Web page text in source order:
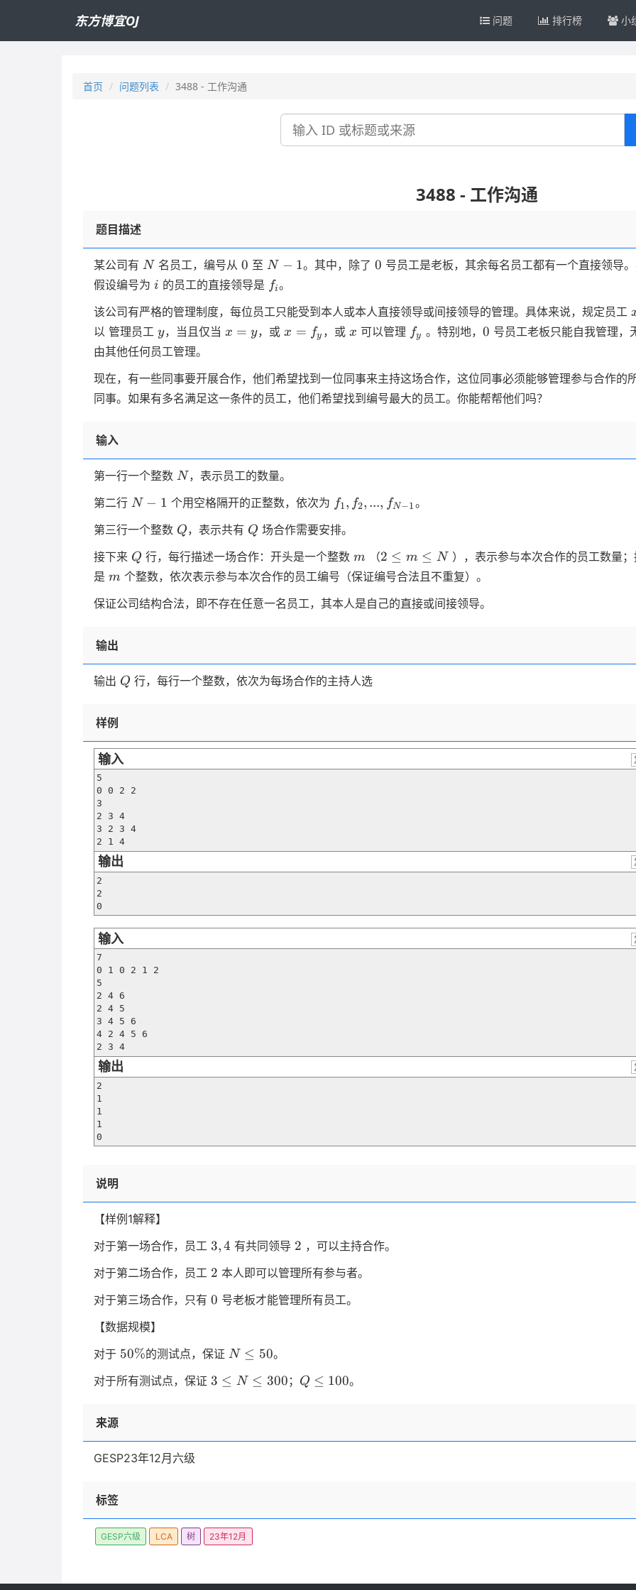
东方博宜OJ 问题 排行榜 小
首页 问题列表 3488 - 工作沟通
搜
3488 - 工作沟通
题目描述
某公司有 N
N 名员工，编号从0
0 至N-
1
N − 1。其中，除了 0
0 号员工是老板，其余每名员工都有一个直接领导
假设编号为 i
i 的员工的直接领导是 f_i
fi。
该公司有严格的管理制度，每位员工只能受到本人或本人直接领导或间接领导的管理。具体来说，规定员工
以 管理员工 y
y，当且仅当 x=y
x = y，或x=f_y
x = fy ，或 x
x 可以管理 f_y
fy 。特别地，0
0 号员工老板只能自我管理，
由其他任何员工管理。
现在，有一些同事要开展合作，他们希望找到一位同事来主持这场合作，这位同事必须能够管理参与合作的
同事。如果有多名满足这一条件的员工，他们希望找到编号最大的员工。你能帮帮他们吗？
输入
第一行一个整数 N
N ，表示员工的数量。
第二行 N-
N − 1 个用空格隔开的正整数，依次为 f_1,f_2,...,f
f1, f2, ..., fN−1。
第三行一个整数 Q
Q，表示共有 Q
Q 场合作需要安排。
接下来 Q
Q 行，每行描述一场合作：开头是一个整数 m
m （2
\leq
m
\leq
2 ≤ m ≤ N），表示参与本次合作的员工数量；
是 m
m 个整数，依次表示参与本次合作的员工编号（保证编号合法且不重复）。
保证公司结构合法，即不存在任意一名员工，其本人是自己的直接或间接领导。
输出
输出 Q
Q 行，每行一个整数，依次为每场合作的主持人选
样例
输入
5
0 0 2 2
3
2 3 4
3 2 3 4
2 1 4
输出
2
2
0
输入
7
0 1 0 2 1 2
5
2 4 6
2 4 5
3 4 5 6
4 2 4 5 6
2 3 4
输出
2
1
1
1
0
说明
【样例1解释】
对于第一场合作，员工 3,4
3,4 有共同领导 2
2 ，可以主持合作。
对于第二场合作，员工 2
2 本人即可以管理所有参与者。
对于第三场合作，只有 0
0 号老板才能管理所有员工。
【数据规模】
对于 50
50%的测试点，保证 N
50
N ≤ 50。
对于所有测试点，保证 3
300
3 ≤ N ≤ 300 ； Q
Q ≤ 100。
来源
GESP23年12月六级
标签
GESP六级 LCA 树 23年12月